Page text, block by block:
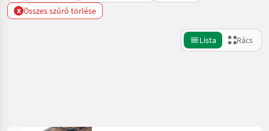
x Összes szűrő törlése
Lista Rács